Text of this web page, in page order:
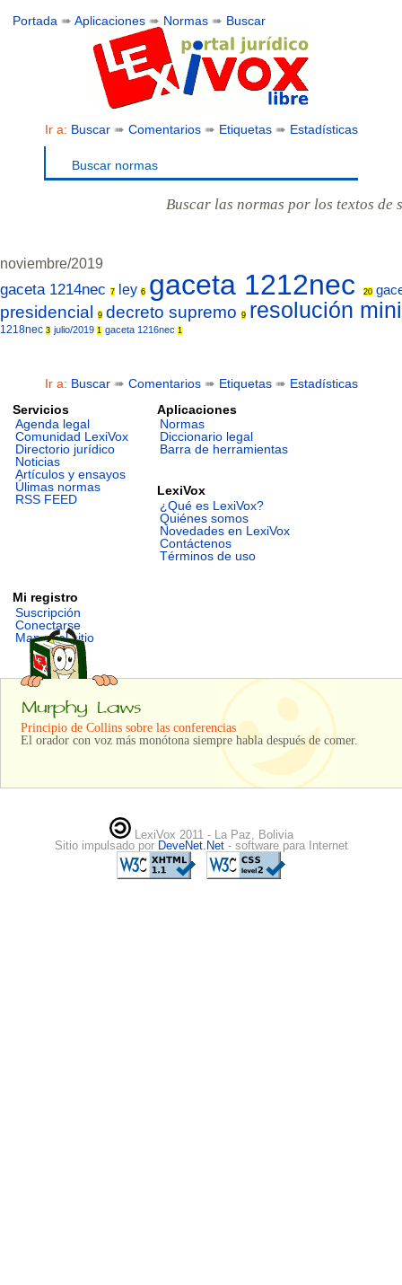
Portada ➠Aplicaciones ➠ Normas ➠ Buscar
Ir a: Buscar➠ Comentarios➠ Etiquetas➠ Estadísticas
Buscar normas
Buscar las normas por los textos de
noviembre/2019
gaceta 1214nec 7 ley 6 gaceta 1212nec 20
presidencial 9 decreto supremo 9 resolución
1218nec 3 julio/2019 1 gaceta 1216nec 1
Ir a: Buscar➠ Comentarios➠ Etiquetas➠ Estadísticas
Servicios
Agenda legal
Comunidad LexiVox
Directorio jurídico
Noticias
Artículos y ensayos
Úlimas normas
RSS FEED
Aplicaciones
Normas
Diccionario legal
Barra de herramientas
LexiVox
¿Qué es LexiVox?
Quiénes somos
Novedades en LexiVox
Contáctenos
Términos de uso
Mi registro
Suscripción
Conectarse
Mapa del sitio
Principio de Collins sobre las conferencias
El orador con voz más monótona siempre habla después de comer.
LexiVox 2011 - La Paz, Bolivia
Sitio impulsado por DeveNet.Net - software para Internet